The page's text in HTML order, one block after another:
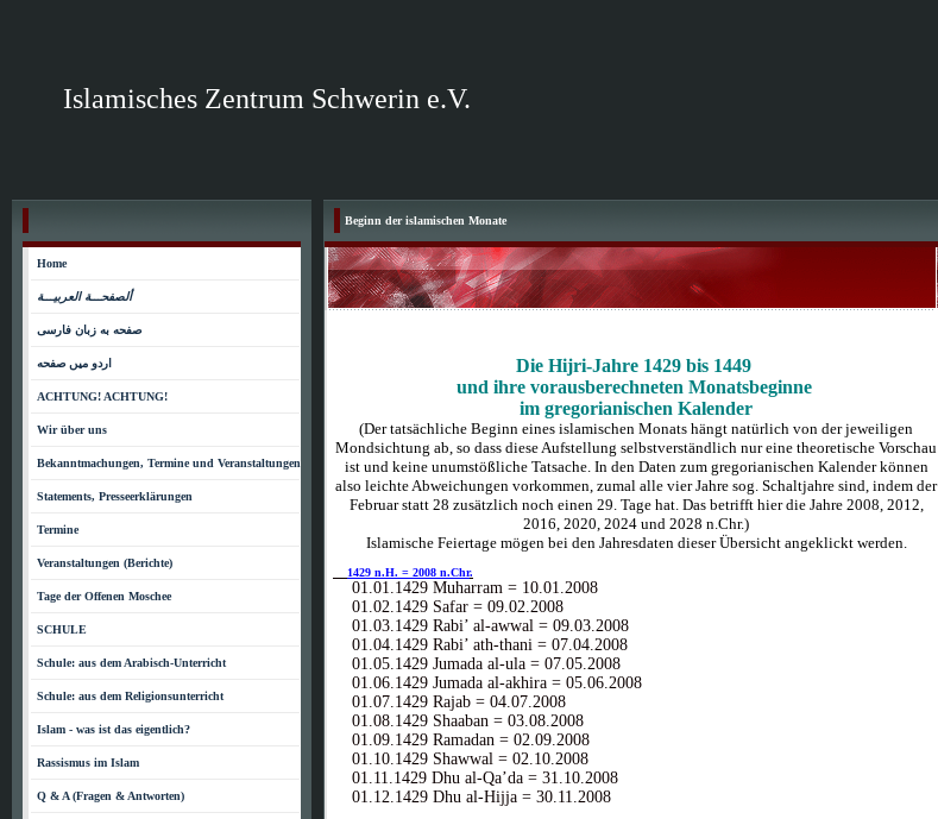
Islamisches Zentrum Schwerin e.V.
Home
ألصفحـــة العربيـــة
صفحه به زبان فارسی
اردو میں صفحه
ACHTUNG! ACHTUNG!
Wir über uns
Bekanntmachungen, Termine und Veranstaltungen
Statements, Presseerklärungen
Termine
Veranstaltungen (Berichte)
Tage der Offenen Moschee
SCHULE
Schule: aus dem Arabisch-Unterricht
Schule: aus dem Religionsunterricht
Islam - was ist das eigentlich?
Rassismus im Islam
Q & A (Fragen & Antworten)
Beginn der islamischen Monate
Die Hijri-Jahre 1429 bis 1449
und ihre vorausberechneten Monatsbeginne
im gregorianischen Kalender
(Der tatsächliche Beginn eines islamischen Monats hängt natürlich von der jeweiligen
Mondsichtung ab, so dass diese Aufstellung selbstverständlich nur eine theoretische Vorschau
ist und keine unumstößliche Tatsache. In den Daten zum gregorianischen Kalender können
also leichte Abweichungen vorkommen, zumal alle vier Jahre sog. Schaltjahre sind, indem der
Februar statt 28 zusätzlich noch einen 29. Tage hat. Das betrifft hier die Jahre 2008, 2012,
2016, 2020, 2024 und 2028 n.Chr.)
Islamische Feiertage mögen bei den Jahresdaten dieser Übersicht angeklickt werden.
1429 n.H. = 2008 n.Chr.
01.01.1429 Muharram = 10.01.2008
01.02.1429 Safar = 09.02.2008
01.03.1429 Rabi’ al-awwal = 09.03.2008
01.04.1429 Rabi’ ath-thani = 07.04.2008
01.05.1429 Jumada al-ula = 07.05.2008
01.06.1429 Jumada al-akhira = 05.06.2008
01.07.1429 Rajab = 04.07.2008
01.08.1429 Shaaban = 03.08.2008
01.09.1429 Ramadan = 02.09.2008
01.10.1429 Shawwal = 02.10.2008
01.11.1429 Dhu al-Qa’da = 31.10.2008
01.12.1429 Dhu al-Hijja = 30.11.2008